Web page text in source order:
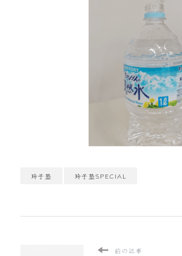
玲子塾 玲子塾SPECIAL
前の記事